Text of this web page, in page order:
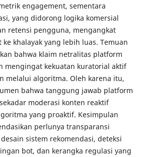
engagement, sementara
yang didorong logika komersial
retensi pengguna, mengangkat
khalayak yang lebih luas. Temuan
bahwa klaim netralitas platform
mengingat kekuatan kuratorial aktif
melalui algoritma. Oleh karena itu,
bahwa tanggung jawab platform
moderasi konten reaktif
yang proaktif. Kesimpulan
perlunya transparansi
sistem rekomendasi, deteksi
bot, dan kerangka regulasi yang